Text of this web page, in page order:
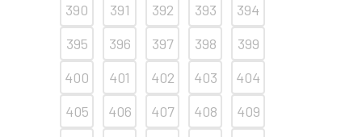
390
391 392 393
394
395
396 397 398
399
400
401 402 403
404
405
406 407 408
409